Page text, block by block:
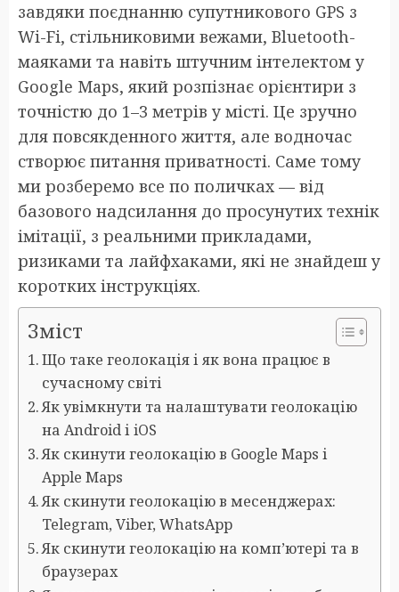
завдяки поєднанню супутникового GPS з
Wi-Fi, стільниковими вежами, Bluetooth-
маяками та навіть штучним інтелектом у
Google Maps, який розпізнає орієнтири з
точністю до 1–3 метрів у місті. Це зручно
для повсякденного життя, але водночас
створює питання приватності. Саме тому
ми розберемо все по поличках — від
базового надсилання до просунутих технік
імітації, з реальними прикладами,
ризиками та лайфхаками, які не знайдеш у
коротких інструкціях.
Зміст
Що таке геолокація і як вона працює в
сучасному світі
Як увімкнути та налаштувати геолокацію
на Android і iOS
Як скинути геолокацію в Google Maps і
Apple Maps
Як скинути геолокацію в месенджерах:
Telegram, Viber, WhatsApp
Як скинути геолокацію на комп’ютері та в
браузерах